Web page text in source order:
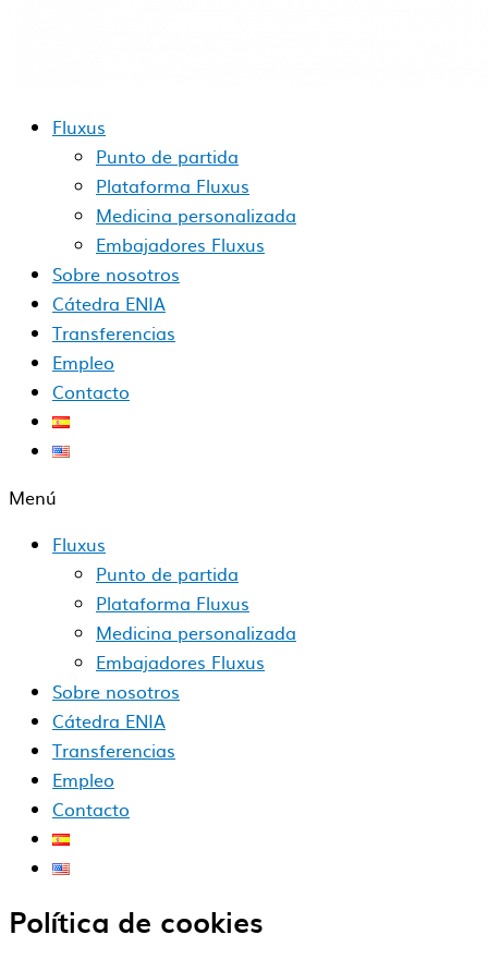
Fluxus
Punto de partida
Plataforma Fluxus
Medicina personalizada
Embajadores Fluxus
Sobre nosotros
Cátedra ENIA
Transferencias
Empleo
Contacto
Menú
Fluxus
Punto de partida
Plataforma Fluxus
Medicina personalizada
Embajadores Fluxus
Sobre nosotros
Cátedra ENIA
Transferencias
Empleo
Contacto
Política de cookies